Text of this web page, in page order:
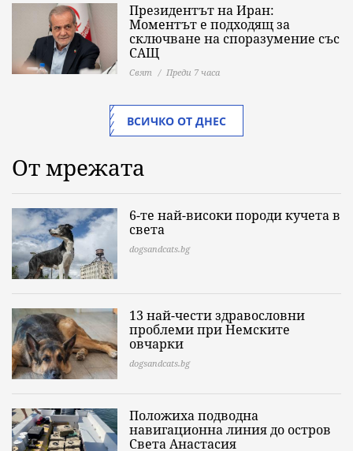
Президентът на Иран:
Моментът е подходящ за
сключване на споразумение със
САЩ
Свят Преди 7 часа
ВСИЧКО ОТ ДНЕС
От мрежата
6-те най-високи породи кучета в
света
dogsandcats.bg
13 най-чести здравословни
проблеми при Немските
овчарки
dogsandcats.bg
Положиха подводна
навигационна линия до остров
Света Анастасия